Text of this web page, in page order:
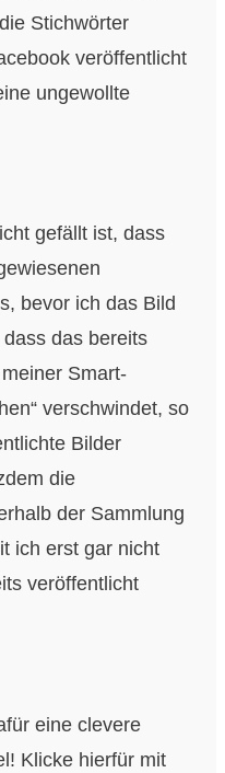
Stichwörter
veröffentlicht
ungewollte
gefällt ist, dass
bevor ich das Bild
das bereits
Smart-
verschwindet, so
Bilder
die
der Sammlung
ich erst gar nicht
veröffentlicht
eine clevere
Klicke hierfür mit